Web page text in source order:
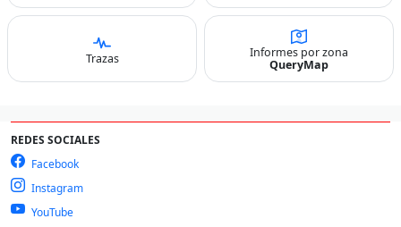
Trazas
Informes por zona
QueryMap
REDES SOCIALES
Facebook
Instagram
YouTube